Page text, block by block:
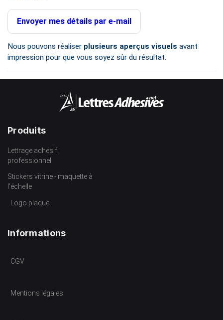
Envoyer mes détails par e-mail
Nous pouvons réaliser plusieurs aperçus visuels avant
impression pour que vous soyez sûr du résultat.
Produits
Lettrage adhésif
professionnel
Stickers vitrine - maquette à
l’échelle
Logo plaque
Informations
CGV
Mentions légales